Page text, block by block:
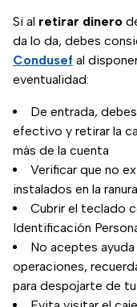
Si al retirar dinero
da lo da, debes
Condusef al
eventualidad:
De entrada,
efectivo y retirar la
más de la cuenta
Verificar que no
instalados en la
Cubrir el teclado
Identificación
No aceptes
operaciones,
para despojarte de